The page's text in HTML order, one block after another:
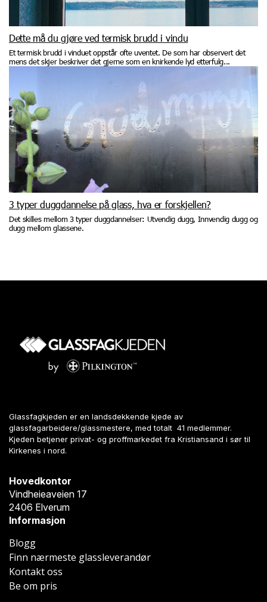
Dette må du gjøre ved termisk brudd i vindu
Et termisk brudd i vinduet oppstår ofte uventet. De som har observert det
mens det skjer beskriver det gjerne som en knirkende lyd etterfulg...
3 typer duggdannelse på glass, hva er forskjellen?
Det skilles mellom 3 typer duggdannelser: Utvendig dugg, Innvendig dugg og
dugg mellom glassene.
Glassfagkjeden er en landsdekkende kjede av
glassfagarbeidere/glassmestere, med totalt 41 medlemmer.
Kjeden betjener privat- og proffmarkedet fra Kristiansand i sør til
Kirkenes i nord.
Hovedkontor
Vindheieaveien 17
2406 Elverum
Informasjon
Blogg
Finn nærmeste glassleverandør
Kontakt oss
Be om pris